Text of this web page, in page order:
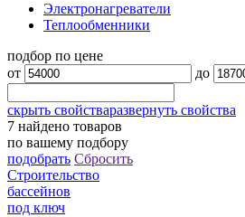
Электронагреватели
Теплообменники
подбор по цене
от
до
скрыть свойстваразвернуть свойства
7 найдено товаров
по вашему подбору
подобрать Сбросить
Строительство
бассейнов
под ключ